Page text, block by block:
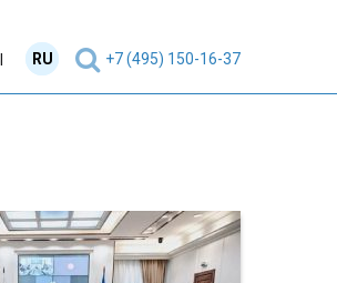
EN
RU +7 (495) 150-16-37